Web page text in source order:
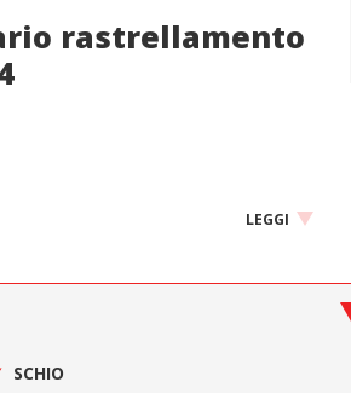
rastrellamento
LEGGI
SCHIO